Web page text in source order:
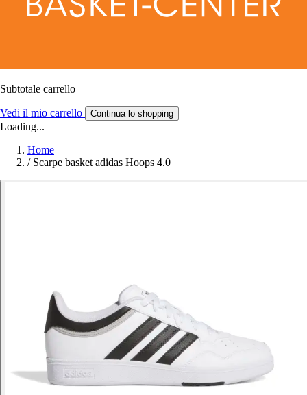
Subtotale carrello
Vedi il mio carrello Continua lo shopping
Loading...
Home
/ Scarpe basket adidas Hoops 4.0